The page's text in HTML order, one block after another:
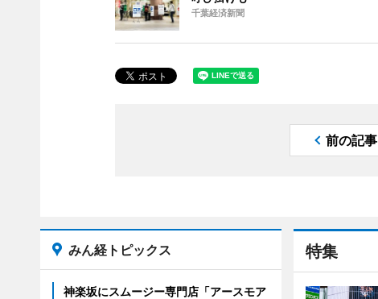
千葉経済新聞
前の記事
特集
みん経トピックス
神楽坂にスムージー専門店「アースモア